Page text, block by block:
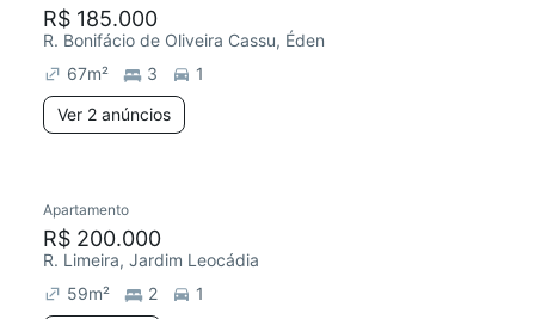
R$ 185.000
R. Bonifácio de Oliveira Cassu, Éden
67m² 3
1
Ver 2 anúncios
Apartamento
R$ 200.000
R. Limeira, Jardim Leocádia
59m² 2
1